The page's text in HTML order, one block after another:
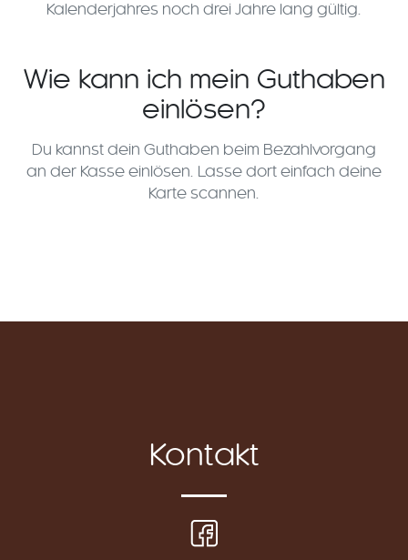
Kalenderjahres noch drei Jahre lang gültig.
Wie kann ich mein Guthaben
einlösen?
Du kannst dein Guthaben beim Bezahlvorgang
an der Kasse einlösen. Lasse dort einfach deine
Karte scannen.
Kontakt